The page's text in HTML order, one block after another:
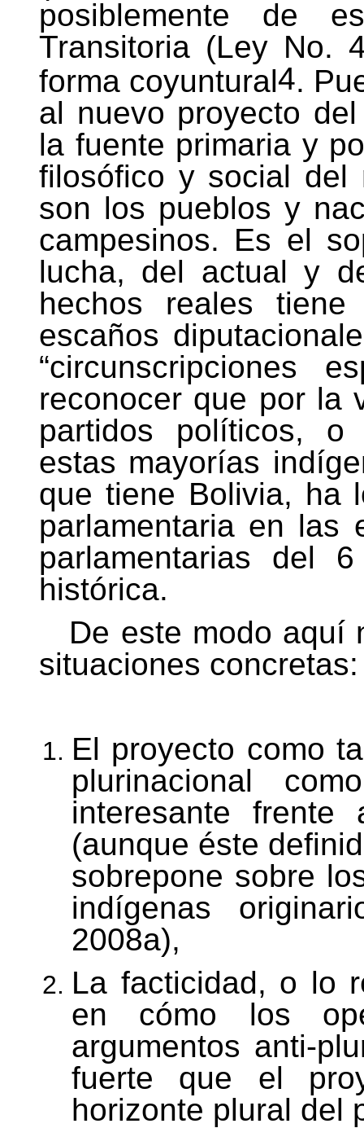
posiblemente de
Transitoria (Ley No.
forma coyuntural4.
al nuevo proyecto
la fuente primaria y
filosófico y social del
son los pueblos y
campesinos. Es el
lucha, del actual y
hechos reales
escaños
“circunscripciones
reconocer que por la
partidos políticos, o
estas mayorías
que tiene Bolivia, ha
parlamentaria en las
parlamentarias del
histórica.
De este modo aquí
situaciones concretas:
El proyecto como
plurinacional
interesante frente
(aunque éste
sobrepone sobre
indígenas
2008a),
La facticidad, o lo
en cómo los
argumentos anti-
fuerte que el
horizonte plural del